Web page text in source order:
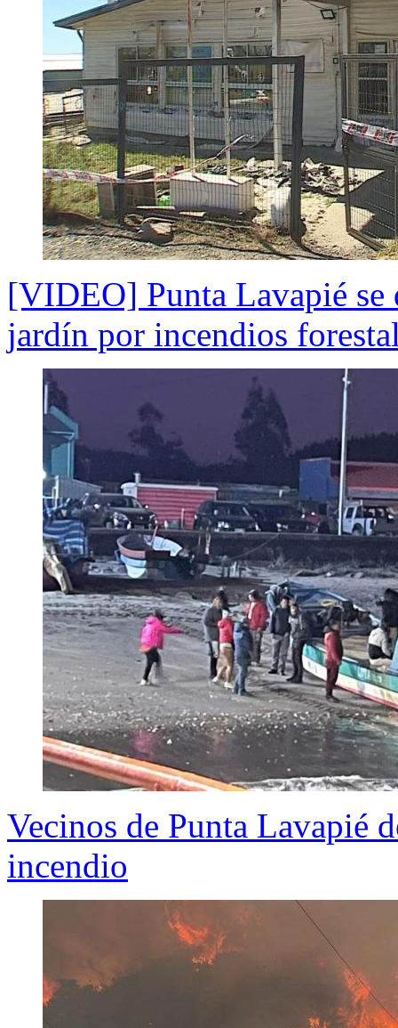
[VIDEO] Punta Lavapié se
jardín por incendios
Vecinos de Punta Lavapié
incendio